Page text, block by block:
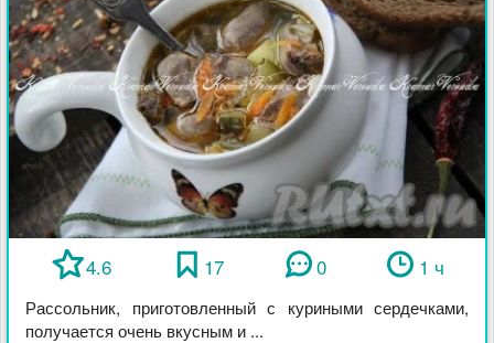
4.6 17 0 1 ч
Рассольник, приготовленный с куриными сердечками,
получается очень вкусным и ...